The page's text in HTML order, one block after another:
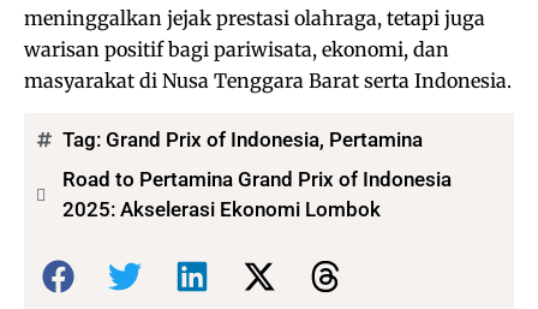
meninggalkan jejak prestasi olahraga, tetapi juga
warisan positif bagi pariwisata, ekonomi, dan
masyarakat di Nusa Tenggara Barat serta Indonesia.
Tag: Grand Prix of Indonesia, Pertamina
Road to Pertamina Grand Prix of Indonesia
2025: Akselerasi Ekonomi Lombok
Bagikan: